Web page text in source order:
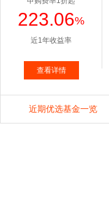
223.06%
近1年收益率
查看详情
近期优选基金一览